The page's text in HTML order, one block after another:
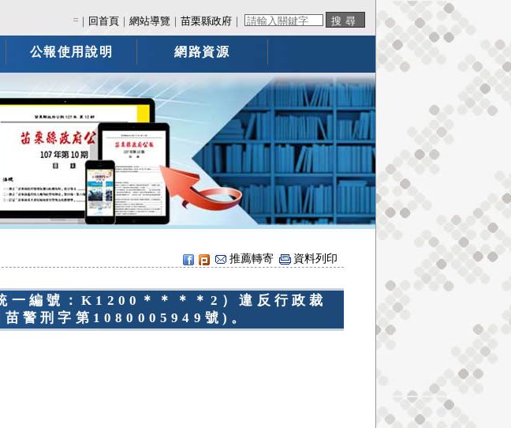
::: 回首頁 ｜網站導覽 ｜苗栗縣政府
公報使用說明 網路資源
推薦轉寄 資料列印
一編號：K1200＊＊＊＊2）違反行政裁
警刑字第1080005949號)。